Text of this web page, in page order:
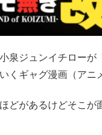
泉ジュンイチローが
くギャグ漫画（アニ
どがあるけどそこが